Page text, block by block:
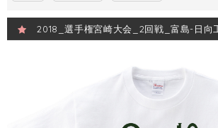
2018_選手権宮崎大会_2回戦_富島-日向